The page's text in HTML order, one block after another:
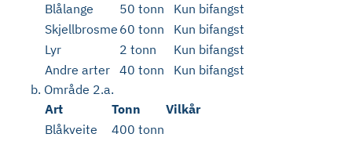
Blålange
50 tonn
Kun bifangst
Skjellbrosme 60 tonn
Kun bifangst
Lyr
2 tonn
Kun bifangst
Andre arter 40 tonn
Kun bifangst
Område 2.a.
Art
Tonn
Vilkår
Blåkveite
400 tonn